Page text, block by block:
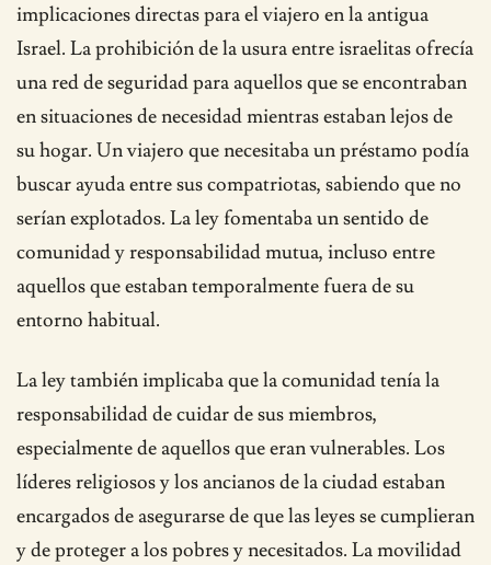
implicaciones directas para el viajero en la antigua
Israel. La prohibición de la usura entre israelitas ofrecía
una red de seguridad para aquellos que se encontraban
en situaciones de necesidad mientras estaban lejos de
su hogar. Un viajero que necesitaba un préstamo podía
buscar ayuda entre sus compatriotas, sabiendo que no
serían explotados. La ley fomentaba un sentido de
comunidad y responsabilidad mutua, incluso entre
aquellos que estaban temporalmente fuera de su
entorno habitual.
La ley también implicaba que la comunidad tenía la
responsabilidad de cuidar de sus miembros,
especialmente de aquellos que eran vulnerables. Los
líderes religiosos y los ancianos de la ciudad estaban
encargados de asegurarse de que las leyes se cumplieran
y de proteger a los pobres y necesitados. La movilidad